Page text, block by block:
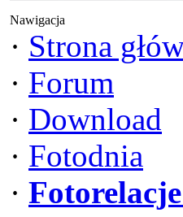
Nawigacja
· Strona
· Forum
· Download
· Fotodnia
·